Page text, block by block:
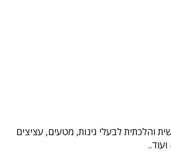
והלכתית לבעלי גינות, מטעים, עציצים